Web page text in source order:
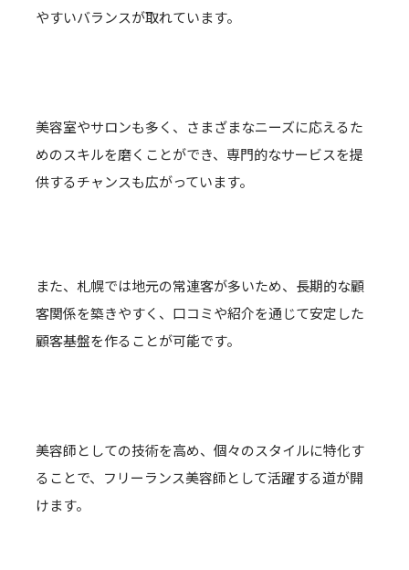
やすいバランスが取れています。
美容室やサロンも多く、さまざまなニーズに応えるた
めのスキルを磨くことができ、専門的なサービスを提
供するチャンスも広がっています。
また、札幌では地元の常連客が多いため、長期的な顧
客関係を築きやすく、口コミや紹介を通じて安定した
顧客基盤を作ることが可能です。
美容師としての技術を高め、個々のスタイルに特化す
ることで、フリーランス美容師として活躍する道が開
けます。